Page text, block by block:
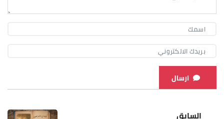
ارسال
السابق